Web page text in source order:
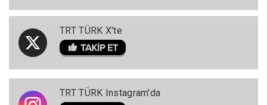
TRT TÜRK X'te
TRT TÜRK Instagram'da